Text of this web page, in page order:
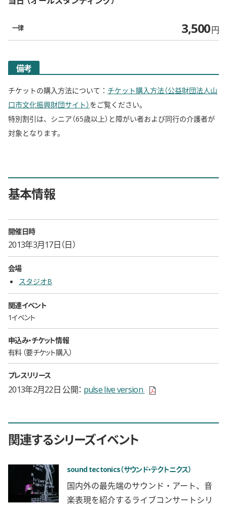
一律 3,500円
備考
チケットの購入方法について： チケット購入方法（公益財団法人山
口市文化振興財団サイト） をご覧ください。
特別割引は、シニア（65歳以上）と障がい者および同行の介護者が
対象となります。
基本情報
開催日時
2013年3月17日（日）
会場
スタジオB
関連イベント
1イベント
申込み・チケット情報
有料 要チケット購入
プレスリリース
2013年2月22日 公開 pulse live version 新しいウィンドウで開き
関連するシリーズイベント
sound tectonics（サウンド・テクトニクス）
国内外の最先端のサウンド・アート、音
楽表現を紹介するライブコンサートシリ